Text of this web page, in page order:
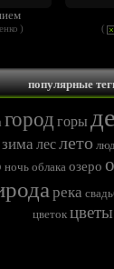
) (
популярные
город горы
зима леслето
ночь облака озеро
река
цветок цветы